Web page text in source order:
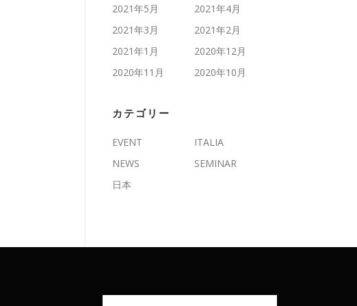
2021年5月
2021年4月
2021年3月
2021年2月
2021年1月
2020年12月
2020年11月
2020年10月
カテゴリー
EVENT
ITALIA
NEWS
SEMINAR
日本